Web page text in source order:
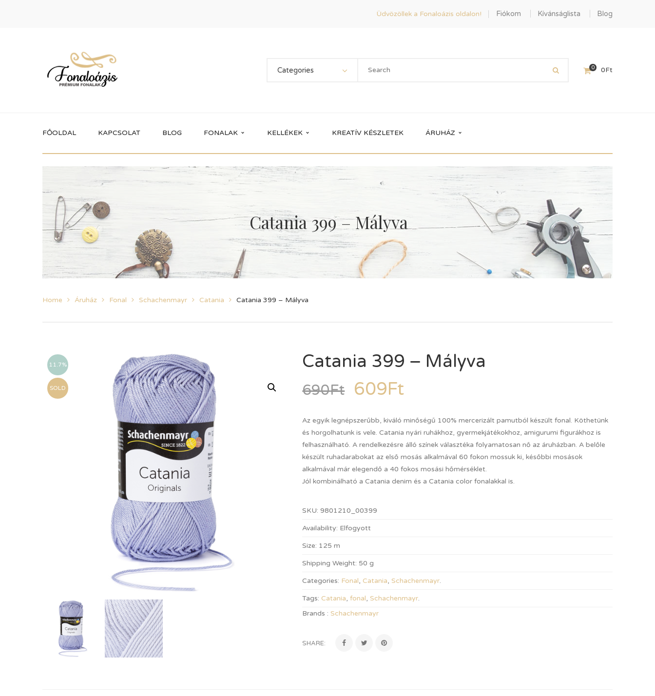
Üdvözöllek a Fonaloázis oldalon! Fiókom Kívánságlista Blog
Categories 0 0Ft
FŐOLDAL KAPCSOLAT BLOG FONALAK KELLÉKEK KREATÍV KÉSZLETEK ÁRUHÁZ
Itt megtalálhatod a fonaloázis által
forgalmazott összes terméket
Catania 399 – Mályva
Home Áruház Fonal Schachenmayr Catania Catania 399 – Mályva
11.7%
SOLD
Catania 399 – Mályva
690Ft 609Ft
Az egyik legnépszerűbb, kiváló minőségű 100% mercerizált pamutból készült fonal. Köthetünk
és horgolhatunk is vele. Catania nyári ruhákhoz, gyermekjátékokhoz, amigurumi figurákhoz is
felhasználható. A rendelkezésre álló színek választéka folyamatosan nő az áruházban. A belőle
készült ruhadarabokat az első mosás alkalmával 60 fokon mossuk ki, későbbi mosások
alkalmával már elegendő a 40 fokos mosási hőmérséklet.
Jól kombinálható a Catania denim és a Catania color fonalakkal is.
SKU: 9801210_00399
Availability: Elfogyott
Size: 125 m
Shipping Weight: 50 g
Categories: Fonal,Catania, Schachenmayr.
Tags: Catania,fonal, Schachenmayr.
Brands : Schachenmayr
SHARE: